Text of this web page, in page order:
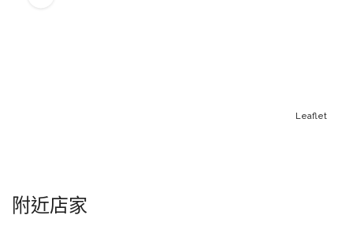
Leaflet
附近店家